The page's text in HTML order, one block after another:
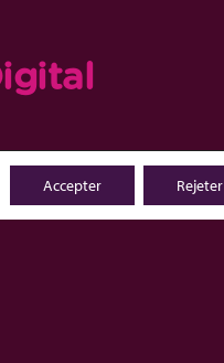
le formulaire
Accepter Rejeter